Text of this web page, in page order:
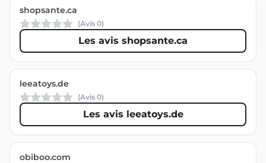
shopsante.ca
(Avis 0)
Les avis shopsante.ca
leeatoys.de
(Avis 0)
Les avis leeatoys.de
obiboo.com